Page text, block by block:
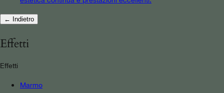
← Indietro
Effetti
Effetti
Marmo